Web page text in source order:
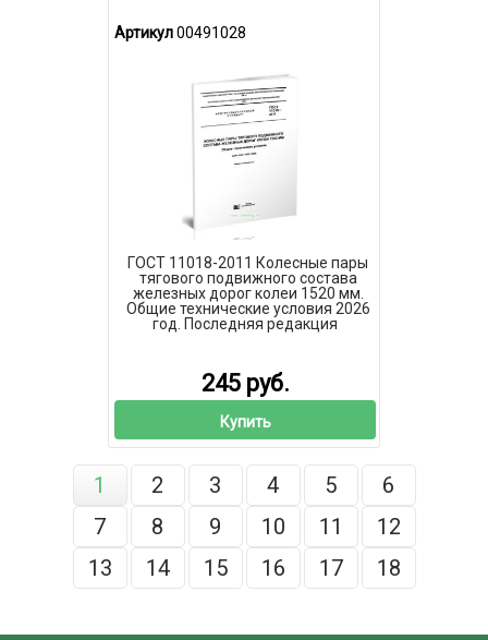
Артикул00491028
ГОСТ 11018-2011 Колесные пары
тягового подвижного состава
железных дорог колеи 1520 мм.
Общие технические условия 2026
год. Последняя редакция
245 руб.
Купить
1 2 3 4 5
6
7
8 9 10 11
12
13
14 15 16 17 18